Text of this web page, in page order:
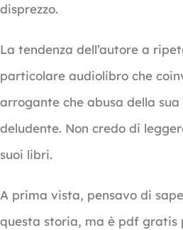
disprezzo.
La tendenza dell’autore a
particolare audiolibro che
arrogante che abusa della
deludente. Non credo di
suoi libri.
A prima vista, pensavo di
questa storia, ma è pdf gratis